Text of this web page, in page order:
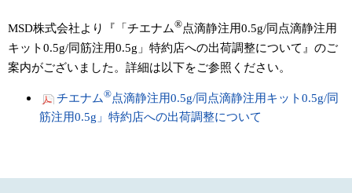
MSD株式会社より『「チエナム®点滴静注用0.5g/同点滴静注用
キット0.5g/同筋注用0.5g」特約店への出荷調整について』のご
案内がございました。詳細は以下をご参照ください。
チエナム®点滴静注用0.5g/同点滴静注用キット0.5g/同
筋注用0.5g」特約店への出荷調整について